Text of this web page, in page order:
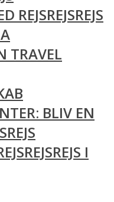
REJSREJSREJS
TRAVEL
BLIV EN
I